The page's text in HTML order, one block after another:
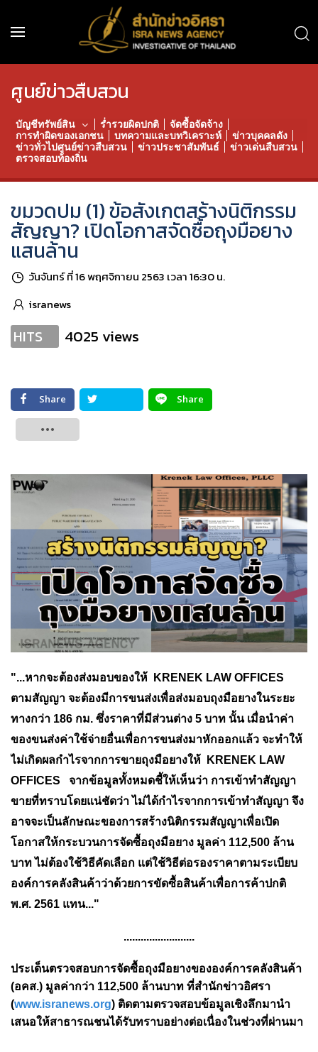
ศูนย์ข่าวสืบสวน
บัญชีทรัพย์สิน ร่ำรวยผิดปกติ
จัดซื้อจัดจ้าง
การทำผิดของเอกชน
บทความและบทวิเคราะห์
ข่าวบุคคลดัง
ข่าวทั่วไปศูนย์ข่าวสืบสวน
ข่าวประชาสัมพันธ์
ข่าวเด่นสืบสวน
ตรวจสอบท้องถิ่น
ขมวดปม (1) ข้อสังเกตสร้างนิติกรรม
สัญญา? เปิดโอกาสจัดซื้อถุงมือยาง
แสนล้าน
วันจันทร์ ที่ 16 พฤศจิกายน 2563 เวลา 16:30 น.
isranews
HITS 4025 views
Share
Share
"...หากจะต้องส่งมอบของให้ KRENEK LAW OFFICES
ตามสัญญา จะต้องมีการขนส่งเพื่อส่งมอบถุงมือยางในระยะ
ทางกว่า 186 กม. ซึ่งราคาที่มีส่วนต่าง 5 บาท นั้น เมื่อนำค่า
ของขนส่งค่าใช้จ่ายอื่นเพื่อการขนส่งมาหักออกแล้ว จะทำให้
ไม่เกิดผลกำไรจากการขายถุงมือยางให้ KRENEK LAW
OFFICES จากข้อมูลทั้งหมดชี้ให้เห็นว่า การเข้าทำสัญญา
ขายที่ทราบโดยแน่ชัดว่า ไม่ได้กำไรจากการเข้าทำสัญญา จึง
อาจจะเป็นลักษณะของการสร้างนิติกรรมสัญญาเพื่อเปิด
โอกาสให้กระบวนการจัดซื้อถุงมือยาง มูลค่า 112,500 ล้าน
บาท ไม่ต้องใช้วิธีคัดเลือก แต่ใช้วิธีต่อรองราคาตามระเบียบ
องค์การคลังสินค้าว่าด้วยการขัดซื้อสินค้าเพื่อการค้าปกติ
พ.ศ. 2561 แทน..."
.........................
ประเด็นตรวจสอบการจัดซื้อถุงมือยางขององค์การคลังสินค้า
(อคส.) มูลค่ากว่า 112,500 ล้านบาท ที่สำนักข่าวอิศรา
(www.isranews.org) ติดตามตรวจสอบข้อมูลเชิงลึกมานำ
เสนอให้สาธารณชนได้รับทราบอย่างต่อเนื่องในช่วงที่ผ่านมา